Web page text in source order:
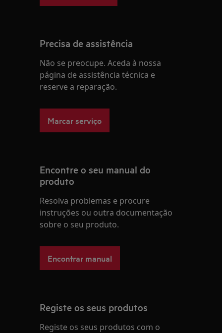
Precisa de assistência
Não se preocupe. Aceda à nossa
página de assistência técnica e
reserve a reparação.
Marcar serviço
Encontre o seu manual do
produto
Resolva problemas e procure
instruções ou outra documentação
sobre o seu produto.
Encontrar manual
Registe os seus produtos
Registe os seus produtos com o